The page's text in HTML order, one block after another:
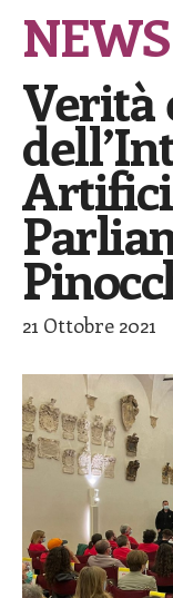
NEWS
Verità
21 Ottobre 2021